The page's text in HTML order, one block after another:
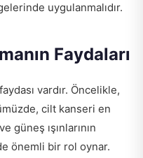
uygulanmalıdır.
Faydaları
vardır. Öncelikle,
cilt kanseri en
güneş ışınlarının
önemli bir rol oynar.